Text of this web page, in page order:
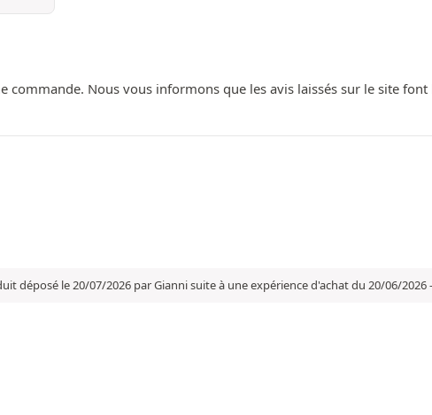
Nous vous informons que les avis laissés sur le site
déposé le 20/07/2026 par Gianni suite à une expérience d'achat du 20/06/2026-